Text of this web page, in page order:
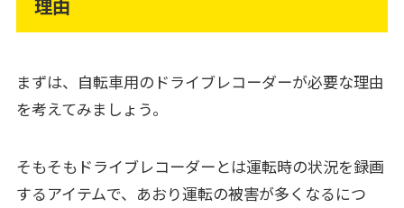
理由
まずは、自転車用のドライブレコーダーが必要な理由
を考えてみましょう。
そもそもドライブレコーダーとは運転時の状況を録画
するアイテムで、あおり運転の被害が多くなるにつ